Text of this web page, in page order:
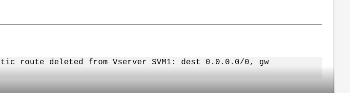
route deleted from Vserver SVM1: dest 0.0.0.0/0, gw